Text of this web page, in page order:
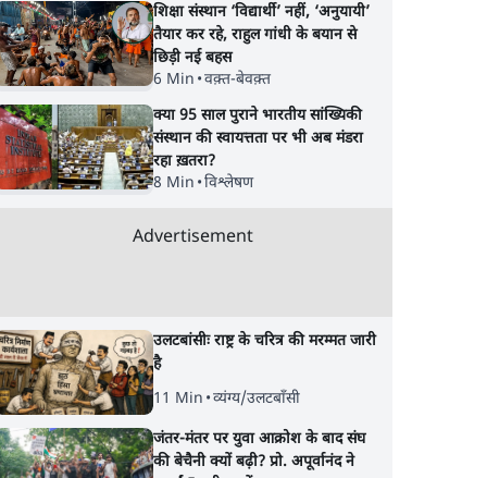
शिक्षा संस्थान ‘विद्यार्थी’ नहीं, ‘अनुयायी’
तैयार कर रहे, राहुल गांधी के बयान से
छिड़ी नई बहस
6 Min •वक़्त-बेवक़्त
क्या 95 साल पुराने भारतीय सांख्यिकी
संस्थान की स्वायत्तता पर भी अब मंडरा
रहा ख़तरा?
8 Min •विश्लेषण
Advertisement
उलटबांसीः राष्ट्र के चरित्र की मरम्मत जारी
है
11 Min •व्यंग्य/उलटबाँसी
जंतर-मंतर पर युवा आक्रोश के बाद संघ
की बेचैनी क्यों बढ़ी? प्रो. अपूर्वानंद ने